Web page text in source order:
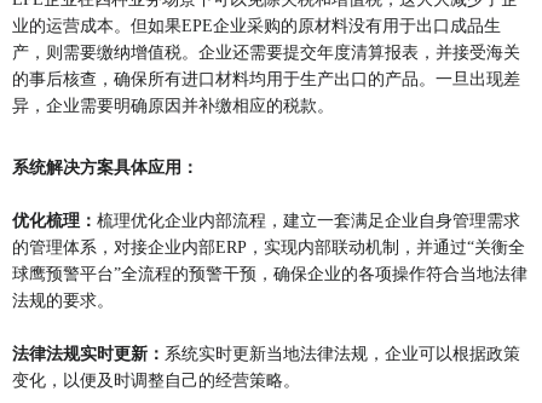
业的运营成本。但如果EPE企业采购的原材料没有用于出口成品生
产，则需要缴纳增值税。企业还需要提交年度清算报表，并接受海关
的事后核查，确保所有进口材料均用于生产出口的产品。一旦出现差
异，企业需要明确原因并补缴相应的税款。
系统解决方案具体应用：
优化梳理 ： 梳理优化企业内部流程，建立一套满足企业自身管理需求
的管理体系，对接企业内部ERP，实现内部联动机制，并通过“关衡全
球鹰预警平台”全流程的预警干预，确保企业的各项操作符合当地法律
法规的要求。
法律法规实时更新 ： 系统实时更新当地法律法规，企业可以根据政策
变化，以便及时调整自己的经营策略。